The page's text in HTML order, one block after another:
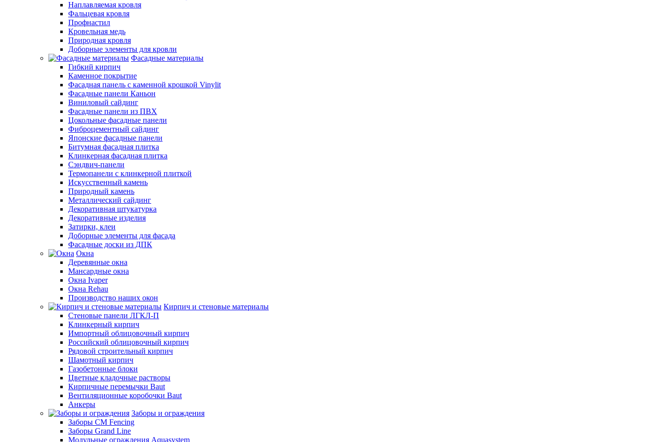
Наплавляемая кровля
Фальцевая кровля
Профнастил
Кровельная медь
Природная кровля
Доборные элементы для кровли
Фасадные материалы
Гибкий кирпич
Каменное покрытие
Фасадная панель с каменной крошкой Vinylit
Фасадные панели Каньон
Виниловый сайдинг
Фасадные панели из ПВХ
Цокольные фасадные панели
Фиброцементный сайдинг
Японские фасадные панели
Битумная фасадная плитка
Клинкерная фасадная плитка
Сэндвич-панели
Термопанели с клинкерной плиткой
Искусственный камень
Природный камень
Металлический сайдинг
Декоративная штукатурка
Декоративные изделия
Затирки, клеи
Доборные элементы для фасада
Фасадные доски из ДПК
Окна
Деревянные окна
Мансардные окна
Окна Ivaper
Окна Rehau
Производство наших окон
Кирпич и стеновые материалы
Стеновые панели ЛГКЛ-П
Клинкерный кирпич
Импортный облицовочный кирпич
Российский облицовочный кирпич
Рядовой строительный кирпич
Шамотный кирпич
Газобетонные блоки
Цветные кладочные растворы
Кирпичные перемычки Baut
Вентиляционные коробочки Baut
Анкеры
Заборы и ограждения
Заборы CM Fencing
Заборы Grand Line
Модульные ограждения Aquasystem